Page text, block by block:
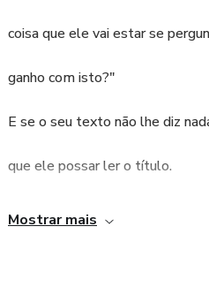
coisa que ele vai estar se
ganho com isto?"
E se o seu texto não lhe diz
que ele possar ler o título.
Muitos anunciantes cometem
Mostrar mais